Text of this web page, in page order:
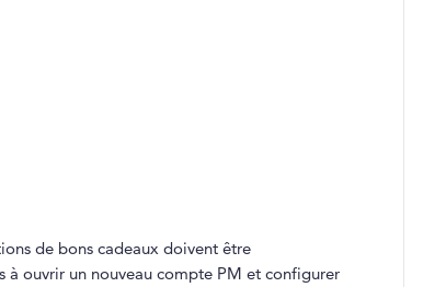
de bons cadeaux doivent être
à ouvrir un nouveau compte PM et configurer